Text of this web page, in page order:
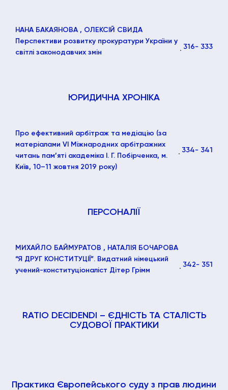
НАНА БАКАЯНОВА , ОЛЕКСІЙ СВИДА
Перспективи розвитку прокуратури України у
світлі законодавчих змін
316- 333
ЮРИДИЧНА ХРОНІКА
Про ефективний арбітраж та медіацію (за
матеріалами VІ Міжнародних арбітражних
читань пам’яті академіка І. Г. Побірченка, м.
Київ, 10–11 жовтня 2019 року)
334- 341
ПЕРСОНАЛІЇ
МИХАЙЛО БАЙМУРАТОВ , НАТАЛІЯ БОЧАРОВА
“Я ДРУГ КОНСТИТУЦІЇ”. Видатний німецький
учений-конституціоналіст Дітер Грімм
342- 351
RATIO DECIDENDI – ЄДНІСТЬ ТА СТАЛІСТЬ
СУДОВОЇ ПРАКТИКИ
Практика Європейського суду з прав людини